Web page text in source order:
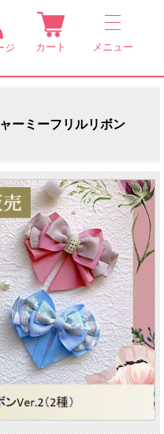
ジ カート メニュー
ーミーフリルリボン